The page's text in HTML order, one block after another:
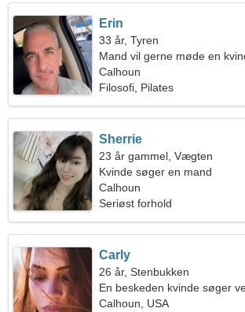
Erin
33 år, Tyren
Mand vil gerne møde en
Calhoun
Filosofi, Pilates
Sherrie
23 år gammel, Vægten
Kvinde søger en mand
Calhoun
Seriøst forhold
Carly
26 år, Stenbukken
En beskeden kvinde søger
Calhoun, USA